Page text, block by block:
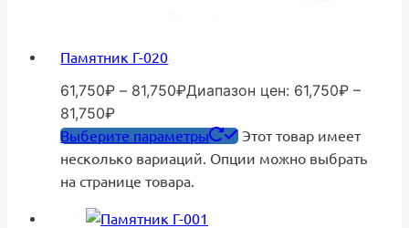
Памятник Г-020
61,750₽ – 81,750₽Диапазон цен: 61,750₽ –
81,750₽
Выберите параметры
Этот товар имеет
несколько вариаций. Опции можно выбрать
на странице товара.